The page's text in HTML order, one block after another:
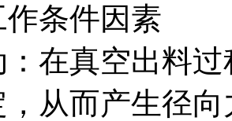
作条件因素
在真空出料
，从而产生径